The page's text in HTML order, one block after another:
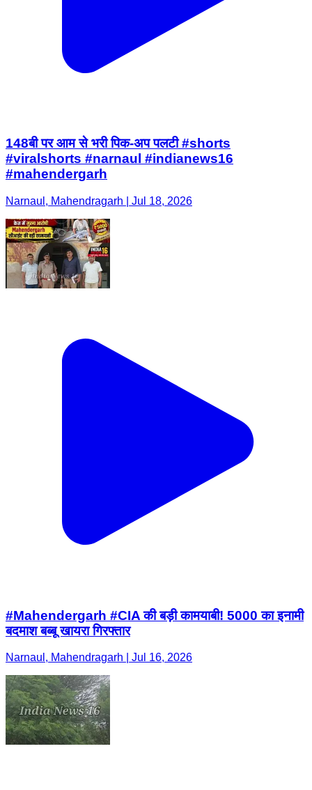
148बी पर आम से भरी पिक-अप पलटी #shorts
#viralshorts #narnaul #indianews16
#mahendergarh
Narnaul, Mahendragarh | Jul 18, 2026
#Mahendergarh #CIA की बड़ी कामयाबी! 5000 का इनामी
बदमाश बब्बू खायरा गिरफ्तार
Narnaul, Mahendragarh | Jul 16, 2026